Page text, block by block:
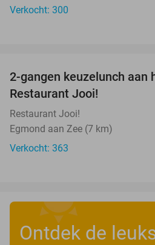
Verkocht: 300
2-gangen keuzelunch aan
Restaurant Jooi!
Restaurant Jooi!
Egmond aan Zee (7 km)
Verkocht: 363
Ontdek de